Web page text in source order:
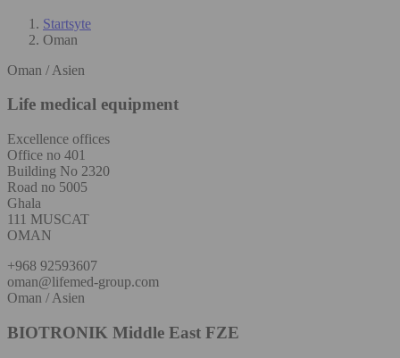
Startsyte
Oman
Oman / Asien
Life medical equipment
Excellence offices
Office no 401
Building No 2320
Road no 5005
Ghala
111 MUSCAT
OMAN
+968 92593607
oman@lifemed-group.com
Oman / Asien
BIOTRONIK Middle East FZE